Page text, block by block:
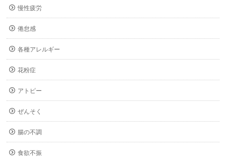
慢性疲労
倦怠感
各種アレルギー
花粉症
アトピー
ぜんそく
腸の不調
食欲不振